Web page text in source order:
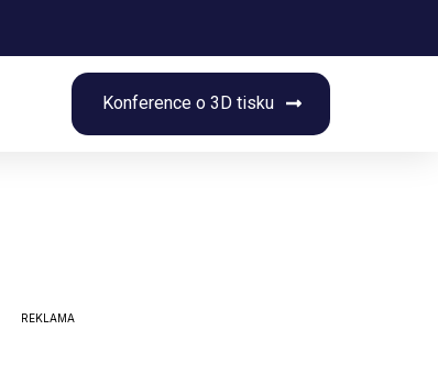
Konference o 3D tisku
REKLAMA